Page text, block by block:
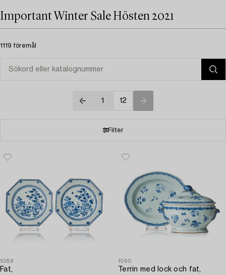
Important Winter Sale Hösten 2021
1119 föremål
1 12
Filter
1089
Fat,
1090
Terrin med lock och fat,